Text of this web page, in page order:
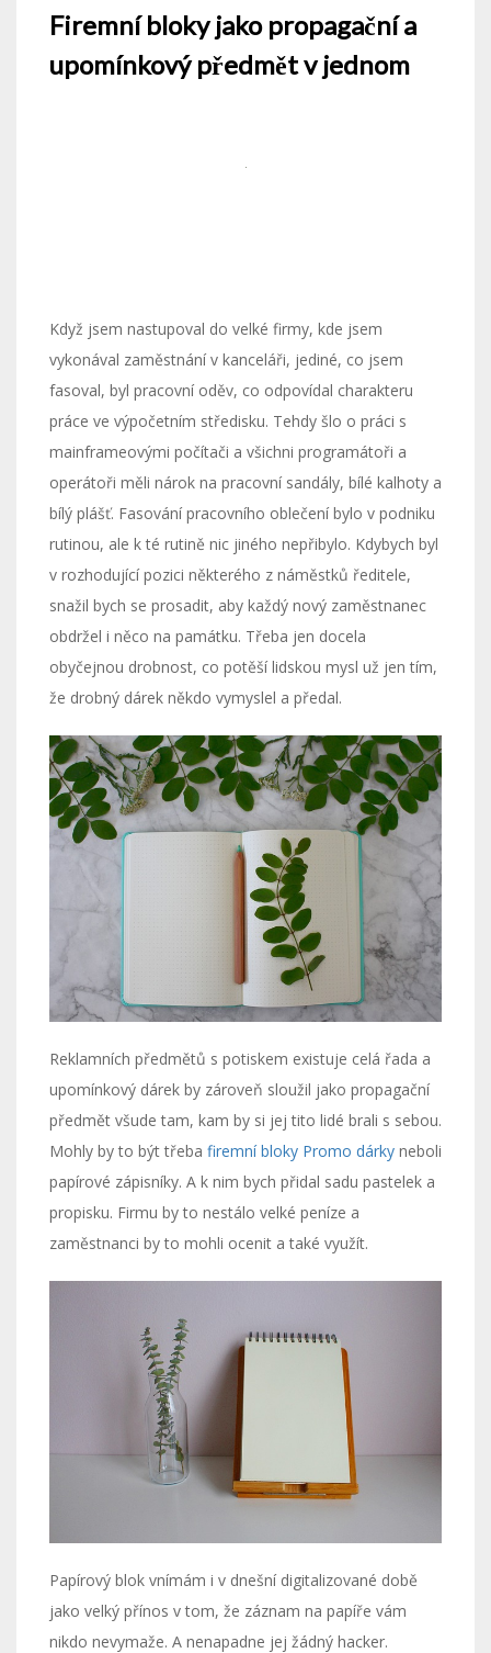
Firemní bloky jako propagační a
upomínkový předmět v jednom
Když jsem nastupoval do velké firmy, kde jsem
vykonával zaměstnání v kanceláři, jediné, co jsem
fasoval, byl pracovní oděv, co odpovídal charakteru
práce ve výpočetním středisku. Tehdy šlo o práci s
mainframeovými počítači a všichni programátoři a
operátoři měli nárok na pracovní sandály, bílé kalhoty a
bílý plášť. Fasování pracovního oblečení bylo v podniku
rutinou, ale k té rutině nic jiného nepřibylo. Kdybych byl
v rozhodující pozici některého z náměstků ředitele,
snažil bych se prosadit, aby každý nový zaměstnanec
obdržel i něco na památku. Třeba jen docela
obyčejnou drobnost, co potěší lidskou mysl už jen tím,
že drobný dárek někdo vymyslel a předal.
Reklamních předmětů s potiskem existuje celá řada a
upomínkový dárek by zároveň sloužil jako propagační
předmět všude tam, kam by si jej tito lidé brali s sebou.
Mohly by to být třeba firemní bloky Promo dárky neboli
papírové zápisníky. A k nim bych přidal sadu pastelek a
propisku. Firmu by to nestálo velké peníze a
zaměstnanci by to mohli ocenit a také využít.
Papírový blok vnímám i v dnešní digitalizované době
jako velký přínos v tom, že záznam na papíře vám
nikdo nevymaže. A nenapadne jej žádný hacker.